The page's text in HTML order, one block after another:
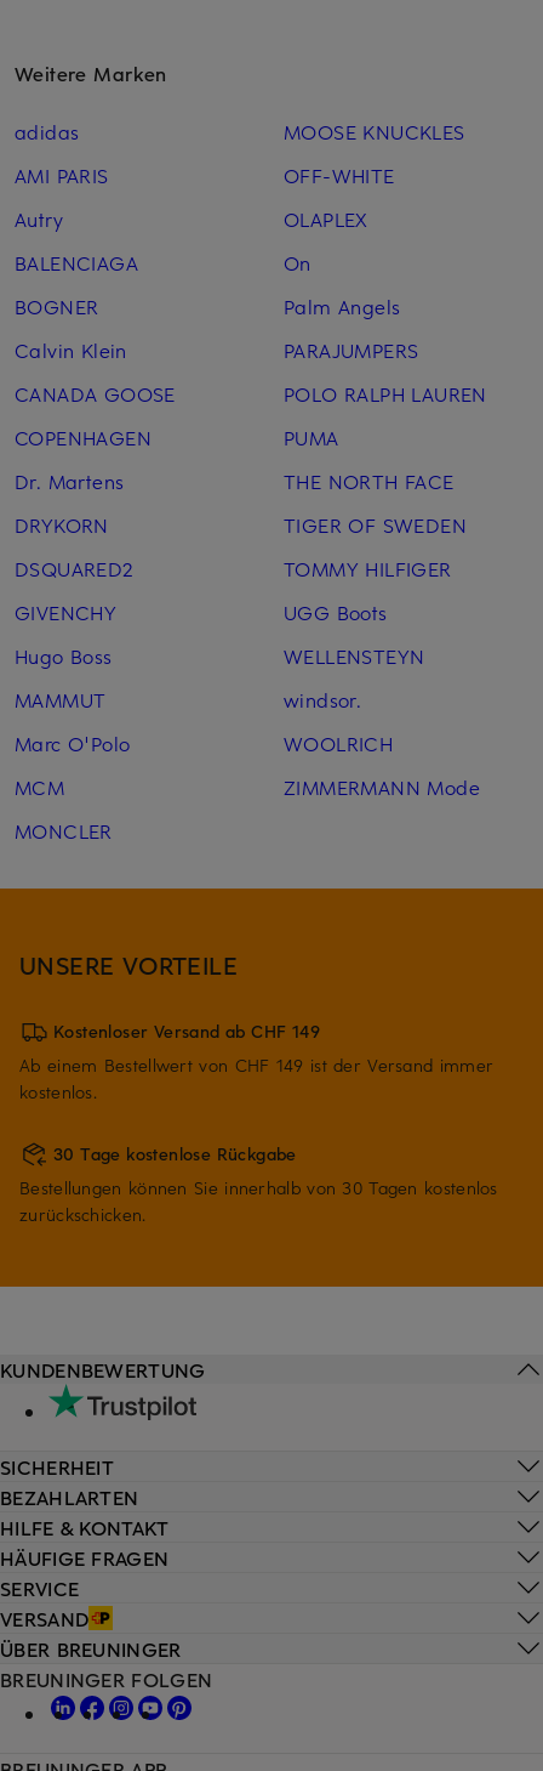
Weitere Marken
adidas
AMI PARIS
Autry
BALENCIAGA
BOGNER
Calvin Klein
CANADA GOOSE
COPENHAGEN
Dr. Martens
DRYKORN
DSQUARED2
GIVENCHY
Hugo Boss
MAMMUT
Marc O'Polo
MCM
MONCLER
MOOSE KNUCKLES
OFF-WHITE
OLAPLEX
On
Palm Angels
PARAJUMPERS
POLO RALPH LAUREN
PUMA
THE NORTH FACE
TIGER OF SWEDEN
TOMMY HILFIGER
UGG Boots
WELLENSTEYN
windsor.
WOOLRICH
ZIMMERMANN Mode
UNSERE VORTEILE
Kostenloser Versand ab CHF 149
Ab einem Bestellwert von CHF 149 ist der Versand immer
kostenlos.
30 Tage kostenlose Rückgabe
Bestellungen können Sie innerhalb von 30 Tagen kostenlos
zurückschicken.
HILFE & KONTAKT
HÄUFIGE FRAGEN
SERVICE
VERSAND
KUNDENBEWERTUNG
SICHERHEIT
BEZAHLARTEN
ÜBER BREUNINGER
BREUNINGER FOLGEN